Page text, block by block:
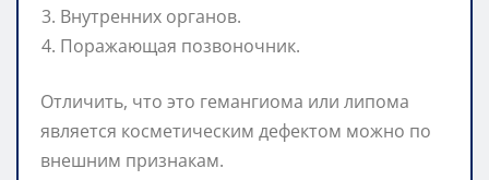
Внутренних органов.
Поражающая позвоночник.
Отличить, что это гемангиома или липома
является косметическим дефектом можно по
внешним признакам.